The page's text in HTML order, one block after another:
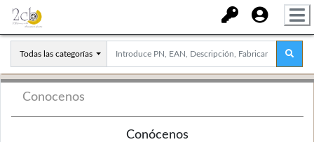
Todas las categorías
Conocenos
Conócenos